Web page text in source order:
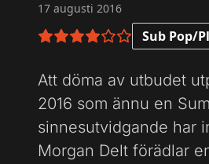
17 augusti 2016
4 av 6 i betyg Sub Pop/
Att döma av utbudet
2016 som ännu en
sinnesutvidgande har
Morgan Delt förädlar